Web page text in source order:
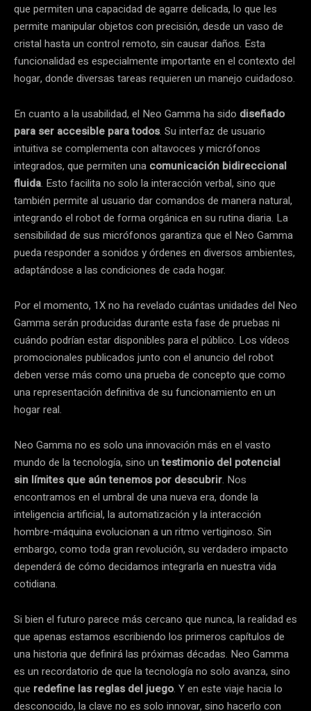
que permiten una capacidad de agarre delicada, lo que les
permite manipular objetos con precisión, desde un vaso de
cristal hasta un control remoto, sin causar daños. Esta
funcionalidad es especialmente importante en el contexto del
hogar, donde diversas tareas requieren un manejo cuidadoso.
En cuanto a la usabilidad, el Neo Gamma ha sido diseñado
para ser accesible para todos. Su interfaz de usuario
intuitiva se complementa con altavoces y micrófonos
integrados, que permiten una comunicación bidireccional
fluida. Esto facilita no solo la interacción verbal, sino que
también permite al usuario dar comandos de manera natural,
integrando el robot de forma orgánica en su rutina diaria. La
sensibilidad de sus micrófonos garantiza que el Neo Gamma
pueda responder a sonidos y órdenes en diversos ambientes,
adaptándose a las condiciones de cada hogar.
Por el momento, 1X no ha revelado cuántas unidades del Neo
Gamma serán producidas durante esta fase de pruebas ni
cuándo podrían estar disponibles para el público. Los vídeos
promocionales publicados junto con el anuncio del robot
deben verse más como una prueba de concepto que como
una representación definitiva de su funcionamiento en un
hogar real.
Neo Gamma no es solo una innovación más en el vasto
mundo de la tecnología, sino untestimonio del potencial
sin límites que aún tenemos por descubrir. Nos
encontramos en el umbral de una nueva era, donde la
inteligencia artificial, la automatización y la interacción
hombre-máquina evolucionan a un ritmo vertiginoso. Sin
embargo, como toda gran revolución, su verdadero impacto
dependerá de cómo decidamos integrarla en nuestra vida
cotidiana.
Si bien el futuro parece más cercano que nunca, la realidad es
que apenas estamos escribiendo los primeros capítulos de
una historia que definirá las próximas décadas. Neo Gamma
es un recordatorio de que la tecnología no solo avanza, sino
que redefine las reglas del juego. Y en este viaje hacia lo
desconocido, la clave no es solo innovar, sino hacerlo con